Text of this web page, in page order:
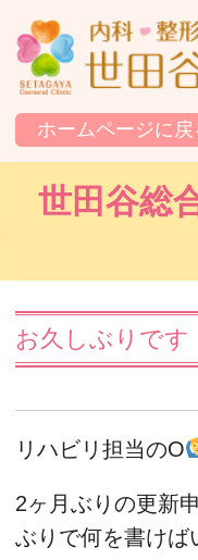
ホームページに戻
世田谷総
お久しぶりです
リハビリ担当のO
2ヶ月ぶりの更新
ぶりで何を書けば